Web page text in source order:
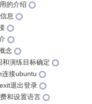
的介绍
息
念
演练目标确定
接ubuntu
退出登录
和设置语言